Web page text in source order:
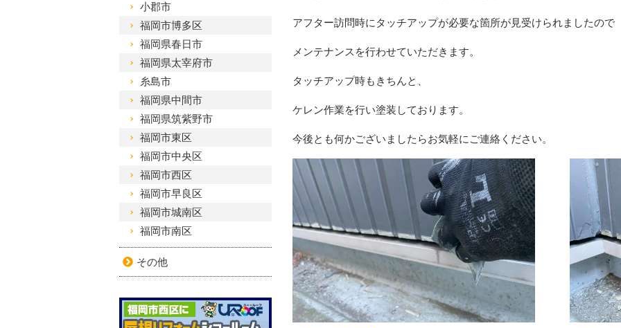
アフター訪問時にタッチアップが必要な箇所が見受けられましたので
メンテナンスを行わせていただきます。
タッチアップ時もきちんと、
ケレン作業を行い塗装しております。
今後とも何かございましたらお気軽にご連絡ください。
小郡市
福岡市博多区
福岡県春日市
福岡県太宰府市
糸島市
福岡県中間市
福岡県筑紫野市
福岡市東区
福岡市中央区
福岡市西区
福岡市早良区
福岡市城南区
福岡市南区
その他